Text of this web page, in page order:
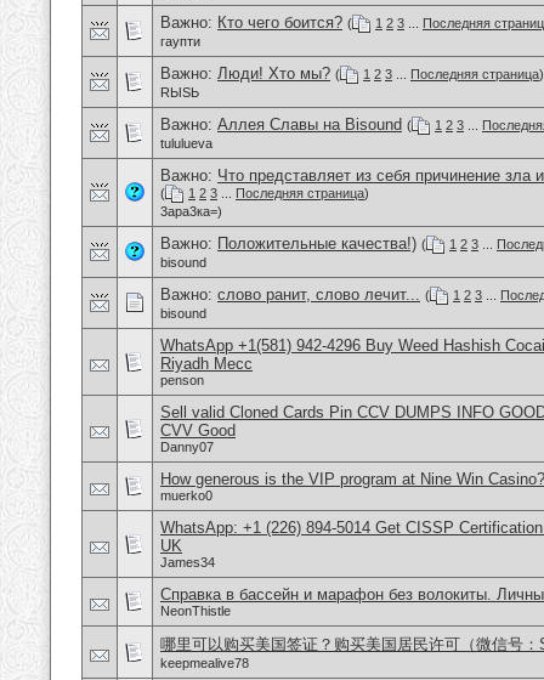
Важно: Кто чего боится? ( 1 2 3
Последняя
гаупти
Важно: Люди! Хто мы? ( 1 2 3 Последняя страница)
RЫSЬ
Важно: Аллея Славы на Bisound ( 1 2 3
tululueva
Важно: Что представляет из себя причинение зла
( 1 2 3 Последняя страница)
3ара3ка=)
Важно: Положительные качества!) ( 1 2 3
bisound
Важно: слово ранит, слово лечит... ( 1 2 3
bisound
WhatsApp +1(581) 942-4296 Buy Weed Hashish
Riyadh Mecc
penson
Sell valid Cloned Cards Pin CCV DUMPS INFO
CVV Good
Danny07
How generous is the VIP program at Nine Win Casino?
muerko0
WhatsApp: +1 (226) 894-5014​ Get CISSP
UK
James34
Справка в бассейн и марафон без волокиты.
NeonThistle
哪里可以购买美国签证？购买美国居民许可（微信号：
keepmealive78